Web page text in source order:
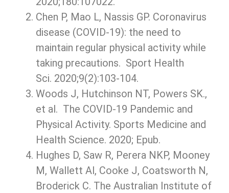
Chen P, Mao L, Nassis GP. Coronavirus
disease (COVID-19): the need to
maintain regular physical activity while
taking precautions. Sport Health
Sci. 2020;9(2):103-104.
Woods J, Hutchinson NT, Powers SK.,
et al. The COVID-19 Pandemic and
Physical Activity. Sports Medicine and
Health Science. 2020; Epub.
Hughes D, Saw R, Perera NKP, Mooney
M, Wallett Al, Cooke J, Coatsworth N,
Broderick C. The Australian Institute of